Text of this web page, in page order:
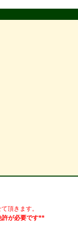
頂きます。
許が必要です**